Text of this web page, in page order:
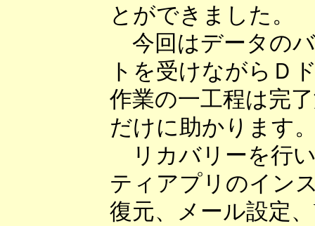
とができました。
今回はデータの
トを受けながらＤ
作業の一工程は完
だけに助かります
リカバリーを行
ティアプリのイン
復元、メール設定